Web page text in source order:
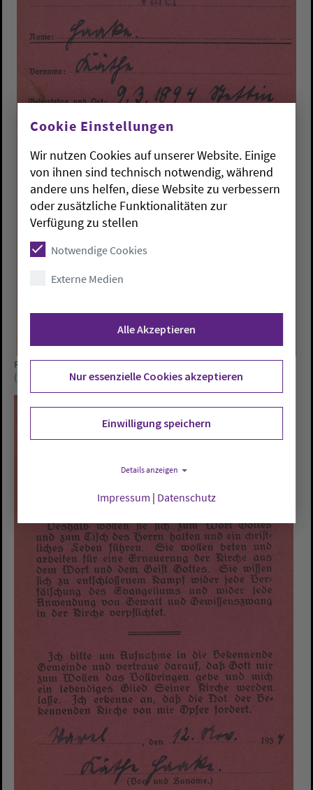
Rote Karte, Ausweis der Bekenntniskirche, Vorderseite  Käthe Haake
(1894-1984), Ehefrau des Vareler Pastors Edmund Haake.
Cookie Einstellungen
Wir nutzen Cookies auf unserer Website. Einige
von ihnen sind technisch notwendig, während
andere uns helfen, diese Website zu verbessern
oder zusätzliche Funktionalitäten zur
Verfügung zu stellen
Notwendige Cookies
Externe Medien
Alle Akzeptieren
Nur essenzielle Cookies akzeptieren
Einwilligung speichern
Details anzeigen
Impressum | Datenschutz